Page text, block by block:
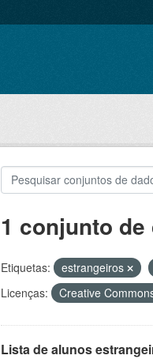
1 conjunto
Etiquetas: estrangeiros
Licenças:
Creative
Lista de alunos